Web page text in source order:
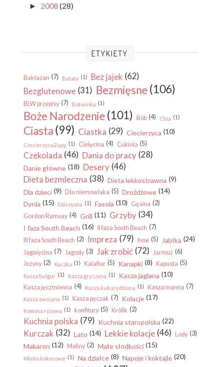
► 2008 (28)
ETYKIETY
Bakłażan (7) Bataty (1) Bez jajek (62)
Bezglutenowe (31) Bezmięsne (106)
BLW przepisy (7) Botwinka (1)
Boże Narodzenie (101) Bób (4) Chia (1)
Ciasta (99) Ciastka (29) Ciecierzyca (10)
CiecierzycaZupy (1) Cielęcina (4) Cukinia (5)
Czekolada (46) Dania do pracy (28)
Danie główne (18) Desery (46)
Dieta bezmleczna (38) Dieta lekkostrawna (9)
Dla dzieci (9) Dla niemowlaka (5) Drożdżowe (14)
Dynia (15) Dziczyzna (1) Fasola (10) Gęsina (2)
Gordon Ramsay (4) Grill (11) Grzyby (34)
I faza South Beach (16) II faza South Beach (7)
III faza South Beach (2) Impreza (79) Inne (5) Jabłka (24)
Jagnięcina (7) Jagody (3) Jak zrobić (72) Jarmuż (6)
Jeżyny (2) Kaczka (1) Kalafior (5) Kanapki (8) Kapusta (5)
Kasza bulgur (1) Kasza gryczana (1) Kasza jaglana (10)
Kasza jęczmienna (4) Kasza kukurydziana (1) Kasza manna (7)
Kasza owsiana (1) Kasza pęczak (7) Kolacje (17)
Komosa ryżowa (1) konfitury (5) Królik (2)
Kuchnia polska (79) Kuchnia staropolska (22)
Kurczak (32) Lato (14) Lekkie kolacje (46) Lody (3)
Makaron (12) Maliny (2) Małe słodkości (15)
Mleko kokosowe (1) Na działce (8) Napoje i koktajle (20)